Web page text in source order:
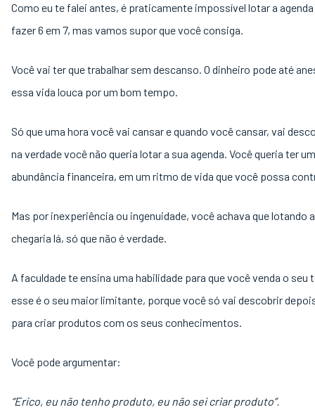
Como eu te falei antes, é praticamente impossível lotar a
fazer 6 em 7, mas vamos supor que você consiga.
Você vai ter que trabalhar sem descanso. O dinheiro pode até
essa vida louca por um bom tempo.
Só que uma hora você vai cansar e quando você cansar, vai
na verdade você não queria lotar a sua agenda. Você queria ter
abundância financeira, em um ritmo de vida que você possa
Mas por inexperiência ou ingenuidade, você achava que lotando
chegaria lá, só que não é verdade.
A faculdade te ensina uma habilidade para que você venda o seu
esse é o seu maior limitante, porque você só vai descobrir
para criar produtos com os seus conhecimentos.
Você pode argumentar:
“Erico, eu não tenho produto, eu não sei criar produto”.